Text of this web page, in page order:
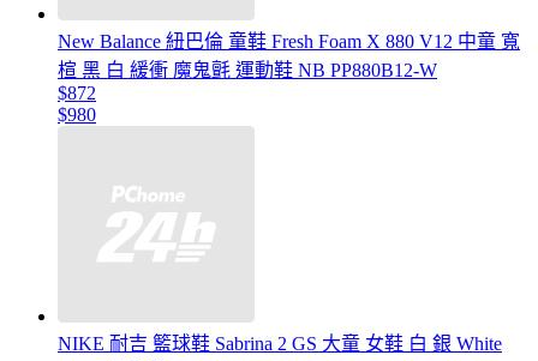
New Balance 紐巴倫 童鞋 Fresh Foam X 880 V12 中童 寬
楦 黑 白 緩衝 魔鬼氈 運動鞋 NB PP880B12-W
$872
$980
NIKE 耐吉 籃球鞋 Sabrina 2 GS 大童 女鞋 白 銀 White